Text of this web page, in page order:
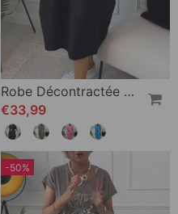
Robe Décontractée À Manches Courtes Et Imprimé Lettre Simple
€33,99
-50%